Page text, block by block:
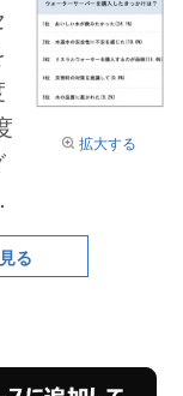
拡大する
る